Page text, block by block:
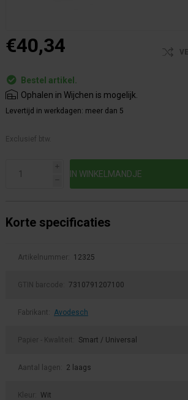
€40,34
Bestel artikel.
Ophalen in Wijchen is mogelijk.
Levertijd in werkdagen: meer dan 5
Exclusief btw.
i
h
Korte specificaties
Artikelnummer: 12325
GTIN barcode: 7310791207100
Fabrikant: Avodesch
Papier - Kwaliteit: Smart / Universal
Aantal lagen: 2 laags
Kleur: Wit